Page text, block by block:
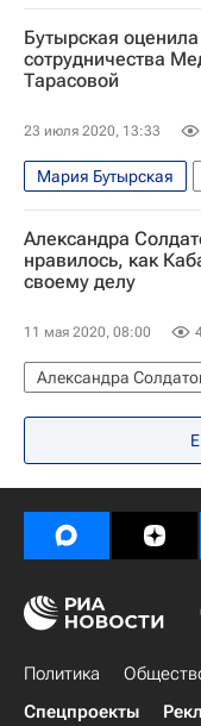
Евгений Плющенко
Алена Косторная
Бутырская
сотрудничества
Тарасовой
23 июля 2020, 13:33
Мария Бутырская
Евгения Медведева
Брайан Орсер
Александра
нравилось, как
своему делу
11 мая 2020, 08:00
Александра
Кирилл Капризов
Художественная
Политика
Спецпроекты